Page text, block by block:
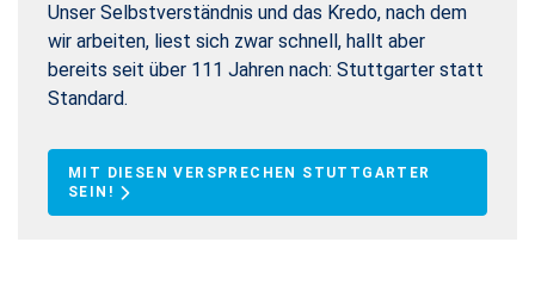
Unser Selbstverständnis und das Kredo, nach dem
wir arbeiten, liest sich zwar schnell, hallt aber
bereits seit über 111 Jahren nach: Stuttgarter statt
Standard.
MIT DIESEN VERSPRECHEN STUTTGARTER
SEIN!